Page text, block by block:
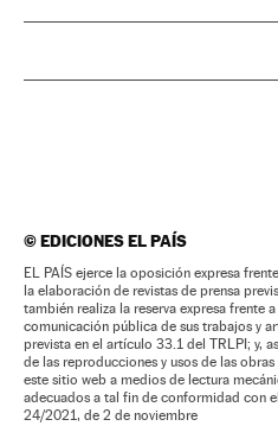
©EDICIONES EL PAÍS
EL PAÍS ejerce la oposición expresa
la elaboración de revistas de prensa
también realiza la reserva expresa frente
comunicación pública de sus trabajos y
prevista en el artículo 33.1 del TRLPI; y,
de las reproducciones y usos de las
este sitio web a medios de lectura
adecuados a tal fin de conformidad con
24/2021, de 2 de noviembre